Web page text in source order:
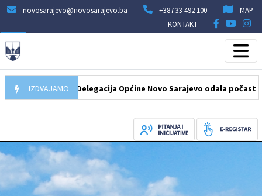
novosarajevo@novosarajevo.ba +387 33 492 100
MAP
KONTAKT
IZDVAJAMO
07.08.2026 Delegacija Općine Novo Sarajevo odala počast